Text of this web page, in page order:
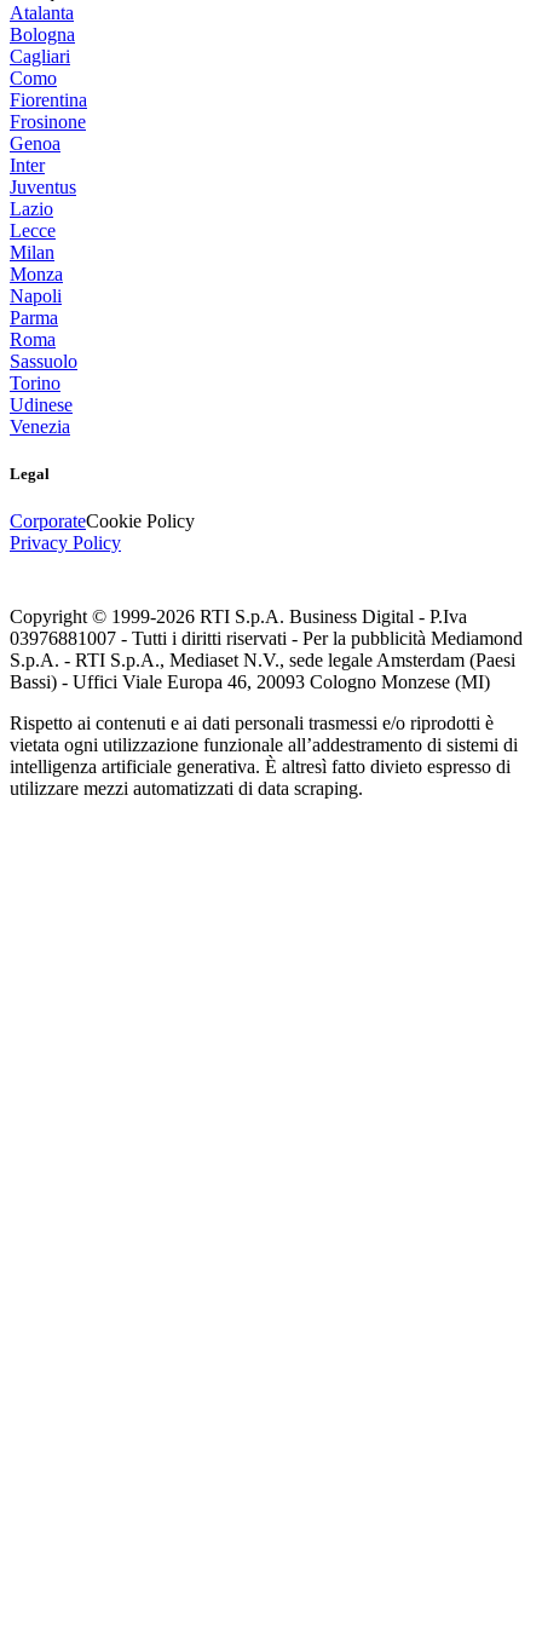
Atalanta
Bologna
Cagliari
Como
Fiorentina
Frosinone
Genoa
Inter
Juventus
Lazio
Lecce
Milan
Monza
Napoli
Parma
Roma
Sassuolo
Torino
Udinese
Venezia
Legal
CorporateCookie Policy
Privacy Policy
Copyright © 1999-2026 RTI S.p.A. Business Digital - P.Iva
03976881007 - Tutti i diritti riservati - Per la pubblicità Mediamond
S.p.A. - RTI S.p.A., Mediaset N.V., sede legale Amsterdam (Paesi
Bassi) - Uffici Viale Europa 46, 20093 Cologno Monzese (MI)
Rispetto ai contenuti e ai dati personali trasmessi e/o riprodotti è
vietata ogni utilizzazione funzionale all’addestramento di sistemi di
intelligenza artificiale generativa. È altresì fatto divieto espresso di
utilizzare mezzi automatizzati di data scraping.